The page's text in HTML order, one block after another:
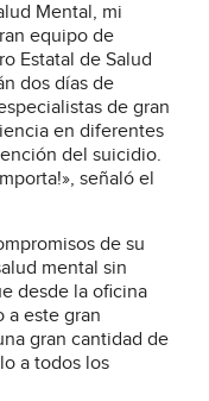
Mental, mi
equipo de
Estatal de Salud
dos días de
de gran
en diferentes
del suicidio.
señaló el
de su
mental sin
desde la oficina
a este gran
gran cantidad de
a todos los